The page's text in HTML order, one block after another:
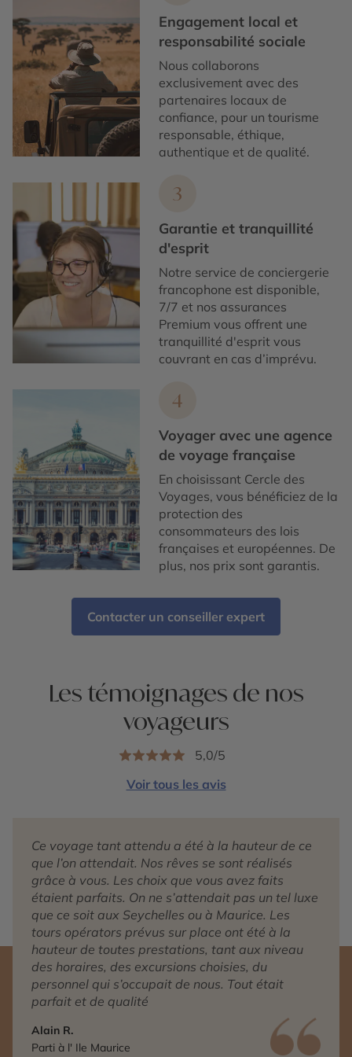
Engagement local et
responsabilité sociale
Nous collaborons
exclusivement avec des
partenaires locaux de
confiance, pour un tourisme
responsable, éthique,
authentique et de qualité.
3
Garantie et tranquillité
d'esprit
Notre service de conciergerie
francophone est disponible,
7/7 et nos assurances
Premium vous offrent une
tranquillité d'esprit vous
couvrant en cas d’imprévu.
4
Voyager avec une agence
de voyage française
En choisissant Cercle des
Voyages, vous bénéficiez de la
protection des
consommateurs des lois
françaises et européennes. De
plus, nos prix sont garantis.
Contacter un conseiller expert
Les témoignages de nos
voyageurs
5,0/5
Voir tous les avis
Ce voyage tant attendu a été à la hauteur de ce
que l’on attendait. Nos rêves se sont réalisés
grâce à vous. Les choix que vous avez faits
étaient parfaits. On ne s’attendait pas un tel luxe
que ce soit aux Seychelles ou à Maurice. Les
tours opérators prévus sur place ont été à la
hauteur de toutes prestations, tant aux niveau
des horaires, des excursions choisies, du
personnel qui s’occupait de nous. Tout était
parfait et de qualité
Alain R.
Parti à l' Ile Maurice